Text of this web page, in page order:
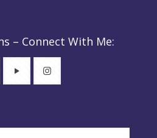
– Connect With Me: